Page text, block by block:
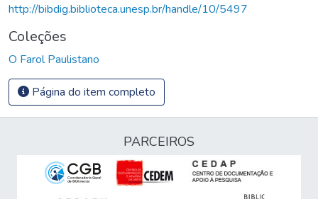
http://bibdig.biblioteca.unesp.br/handle/10/5497
Coleções
O Farol Paulistano
Página do item completo
PARCEIROS